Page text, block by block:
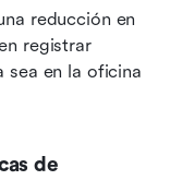
reducción en
registrar
sea en la oficina
de